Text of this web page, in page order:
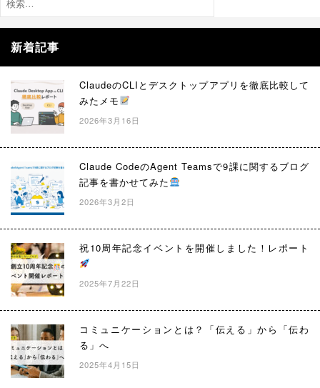
索:
新着記事
ClaudeのCLIとデスクトップアプリを徹底比較して
みたメモ
2026年3月16日
Claude CodeのAgent Teamsで9課に関するブログ
記事を書かせてみた
2026年3月2日
祝10周年記念イベントを開催しました！レポート
2025年7月22日
コミュニケーションとは？「伝える」から「伝わ
る」へ
2025年4月15日